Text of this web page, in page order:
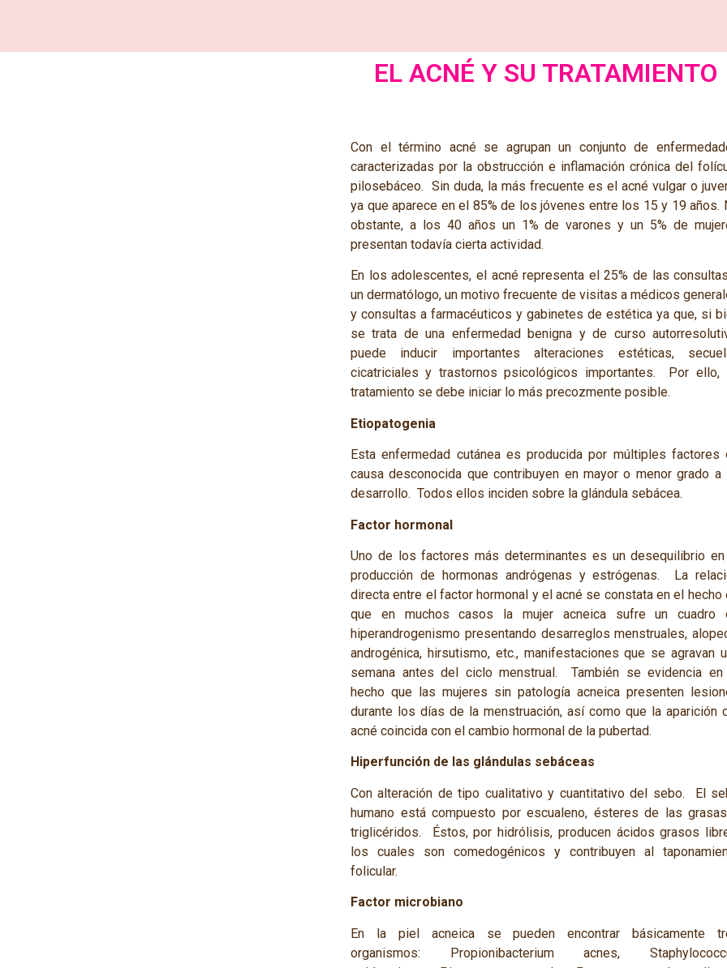
EL ACNÉ Y SU TRATAMIENTO
Con el término acné se agrupan un conjunto de
caracterizadas por la obstrucción e inflamación crónica del
pilosebáceo. Sin duda, la más frecuente es el acné vulgar o
ya que aparece en el 85% de los jóvenes entre los 15 y 19 años.
obstante, a los 40 años un 1% de varones y un 5% de
presentan todavía cierta actividad.
En los adolescentes, el acné representa el 25% de las
un dermatólogo, un motivo frecuente de visitas a médicos
y consultas a farmacéuticos y gabinetes de estética ya que, si
se trata de una enfermedad benigna y de curso
puede inducir importantes alteraciones estéticas,
cicatriciales y trastornos psicológicos importantes. Por ello,
tratamiento se debe iniciar lo más precozmente posible.
Etiopatogenia
Esta enfermedad cutánea es producida por múltiples factores
causa desconocida que contribuyen en mayor o menor grado a
desarrollo. Todos ellos inciden sobre la glándula sebácea.
Factor hormonal
Uno de los factores más determinantes es un desequilibrio
producción de hormonas andrógenas y estrógenas. La
directa entre el factor hormonal y el acné se constata en el hecho
que en muchos casos la mujer acneica sufre un cuadro
hiperandrogenismo presentando desarreglos menstruales,
androgénica, hirsutismo, etc., manifestaciones que se agravan
semana antes del ciclo menstrual. También se evidencia
hecho que las mujeres sin patología acneica presenten
durante los días de la menstruación, así como que la aparición
acné coincida con el cambio hormonal de la pubertad.
Hiperfunción de las glándulas sebáceas
Con alteración de tipo cualitativo y cuantitativo del sebo. El
humano está compuesto por escualeno, ésteres de las
triglicéridos. Éstos, por hidrólisis, producen ácidos grasos
los cuales son comedogénicos y contribuyen al
folicular.
Factor microbiano
En la piel acneica se pueden encontrar básicamente
organismos: Propionibacterium acnes,